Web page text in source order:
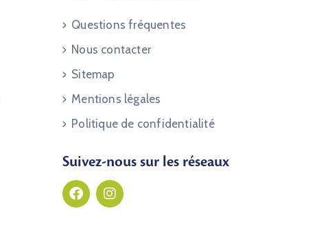
Questions fréquentes
Nous contacter
Sitemap
Mentions légales
Politique de confidentialité
Suivez-nous sur les réseaux